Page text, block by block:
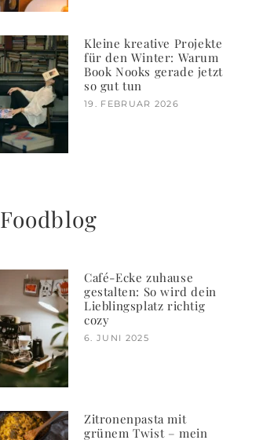
Kleine kreative Projekte
für den Winter: Warum
Book Nooks gerade jetzt
so gut tun
19. FEBRUAR 2026
Foodblog
Café-Ecke zuhause
gestalten: So wird dein
Lieblingsplatz richtig
cozy
6. JUNI 2025
Zitronenpasta mit
grünem Twist – mein